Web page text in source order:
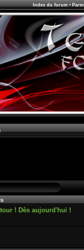
Index du forum•
! Dès aujourd'hui !